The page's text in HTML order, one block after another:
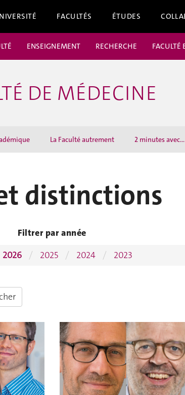
FACULTÉS ÉTUDES
ENSEIGNEMENT RECHERCHE FACULTÉ
DE MÉDECINE
La Faculté autrement 2 minutes avec...
distinctions
Filtrer par année
2026 2025 2024 2023